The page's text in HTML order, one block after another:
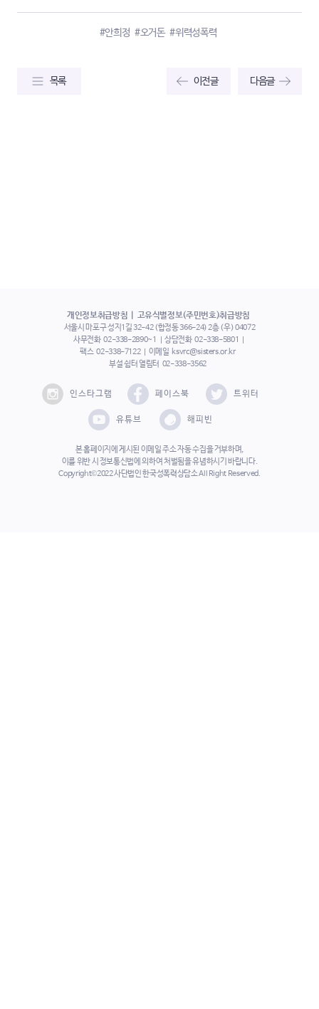
#안희정 #오거돈 #위력성폭력
목록 이전글 다음글
개인정보취급방침 고유식별정보(주민번호)취급방침
서울시 마포구 성지1길 32-42 (합정동 366-24) 2층 (우) 04072
사무전화 02-338-2890~1 상담전화 02-338-5801
팩스 02-338-7122 이메일 ksvrc@sisters.or.kr
부설 쉼터 열림터 02-338-3562
인스타그램 페이스북 트위터
유튜브 해피빈
본 홈페이지에 게시된 이메일 주소 자동 수집을 거부하며,
이를 위반 시 정보통신법에 의하여 처벌됨을 유념하시기 바랍니다.
Copyright©2022 사단법인 한국성폭력상담소 All Right Reserved.